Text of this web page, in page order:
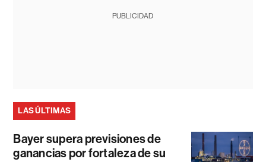
PUBLICIDAD
LAS ÚLTIMAS
Bayer supera previsiones de
ganancias por fortaleza de su